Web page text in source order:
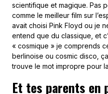
scientifique et magique. Pas
comme le meilleur film sur
avait choisi Pink Floyd ou je
entend que du classique, et
« cosmique » je comprends
berlinoise ou cosmic disco,
trouve le mot impropre pour
Et tes parents en